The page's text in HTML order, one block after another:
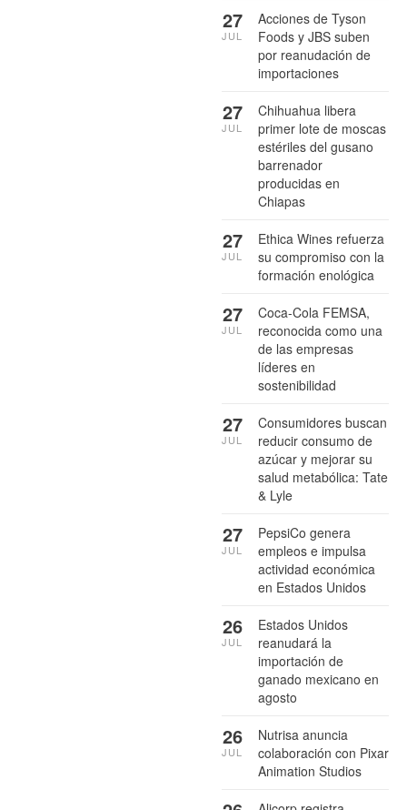
Acciones de Tyson
Foods y JBS suben
por reanudación de
importaciones
27
JUL
Chihuahua libera
primer lote de moscas
estériles del gusano
barrenador
producidas en
Chiapas
27
JUL
Ethica Wines refuerza
su compromiso con la
formación enológica
27
JUL
Coca-Cola FEMSA,
reconocida como una
de las empresas
líderes en
sostenibilidad
27
JUL
Consumidores buscan
reducir consumo de
azúcar y mejorar su
salud metabólica: Tate
& Lyle
27
JUL
PepsiCo genera
empleos e impulsa
actividad económica
en Estados Unidos
27
JUL
Estados Unidos
reanudará la
importación de
ganado mexicano en
agosto
26
JUL
Nutrisa anuncia
colaboración con Pixar
Animation Studios
26
JUL